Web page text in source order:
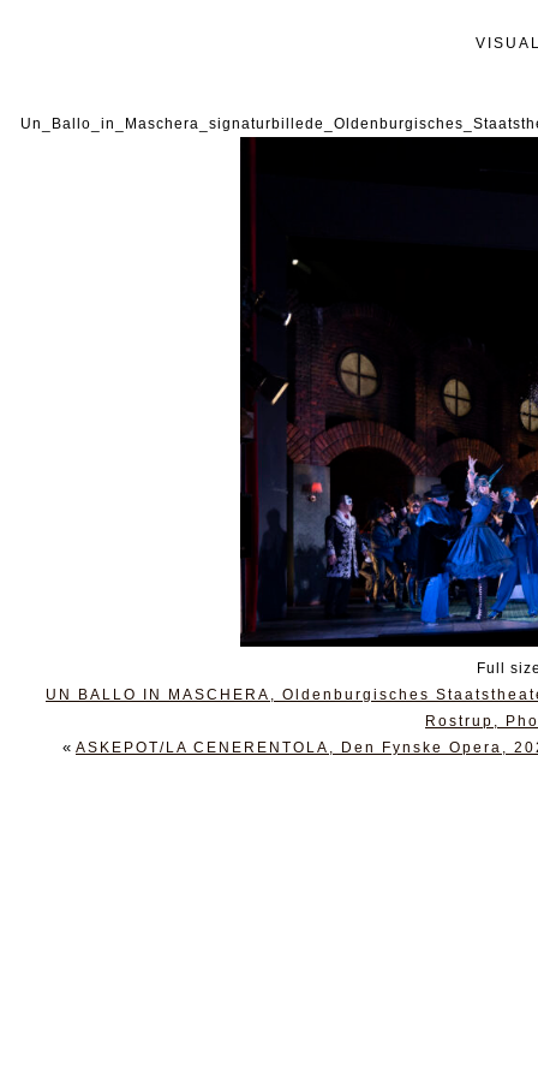
Full
UN BALLO IN MASCHERA, Oldenburgisches
Rostrup,
« ASKEPOT/LA CENERENTOLA, Den Fynske Opera,